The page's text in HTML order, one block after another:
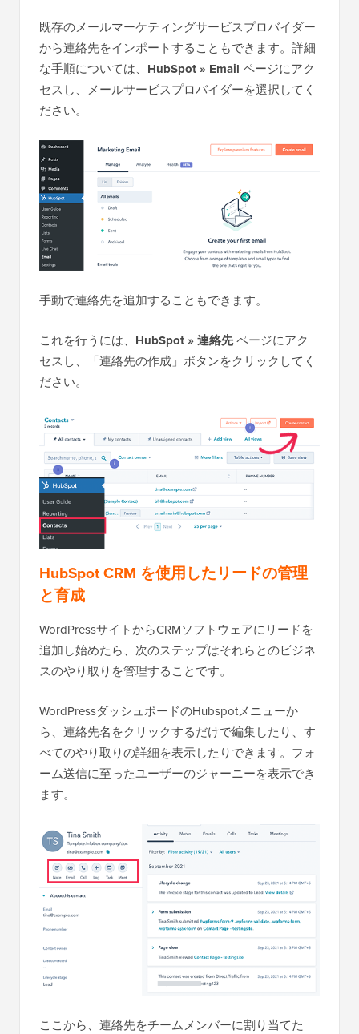
既存のメールマーケティングサービスプロバイダー
から連絡先をインポートすることもできます。詳細
な手順については、 HubSpot » Email ページにアク
セスし、メールサービスプロバイダーを選択してく
ださい。
手動で連絡先を追加することもできます。
これを行うには、 HubSpot » 連絡先ページにアク
セスし、「連絡先の作成」ボタンをクリックしてく
ださい。
HubSpot CRM を使用したリードの管理
と育成
WordPressサイトからCRMソフトウェアにリードを
追加し始めたら、次のステップはそれらとのビジネ
スのやり取りを管理することです。
WordPressダッシュボードのHubspotメニューか
ら、連絡先名をクリックするだけで編集したり、す
べてのやり取りの詳細を表示したりできます。フォ
ーム送信に至ったユーザーのジャーニーを表示でき
ます。
ここから、連絡先をチームメンバーに割り当てた